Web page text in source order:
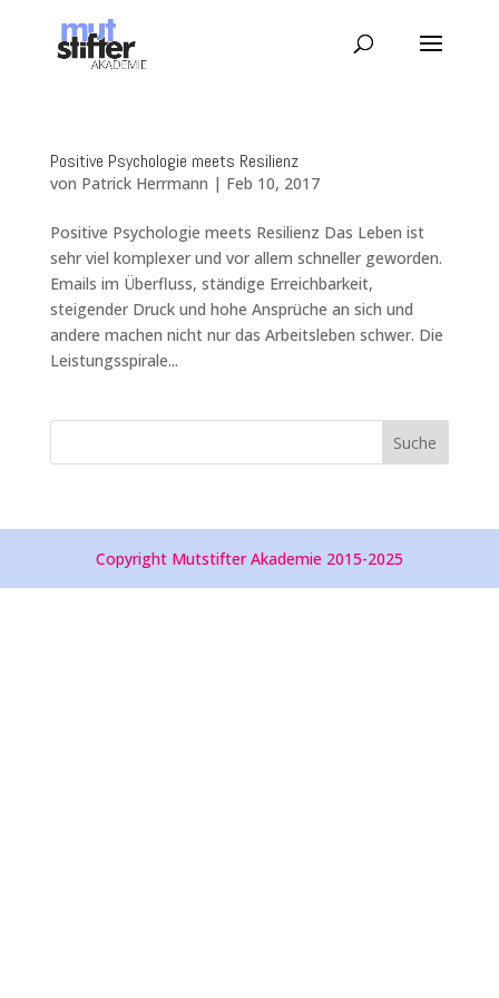
Positive Psychologie meets Resilienz
von Patrick Herrmann | Feb 10, 2017
Positive Psychologie meets Resilienz Das Leben ist
sehr viel komplexer und vor allem schneller geworden.
Emails im Überfluss, ständige Erreichbarkeit,
steigender Druck und hohe Ansprüche an sich und
andere machen nicht nur das Arbeitsleben schwer. Die
Leistungsspirale...
Copyright Mutstifter Akademie 2015-2025